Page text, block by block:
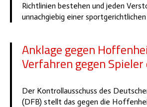
Richtlinien bestehen und jeden
unnachgiebig einer
Anklage gegen
Verfahren gegen
Der Kontrollausschuss des
(DFB) stellt das gegen die